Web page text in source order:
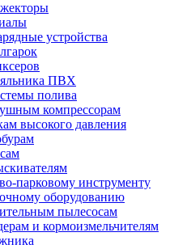
устройства
ПВХ
полива
компрессорам
высокого давления
парковому инструменту
оборудованию
пылесосам
и кормоизмельчителям